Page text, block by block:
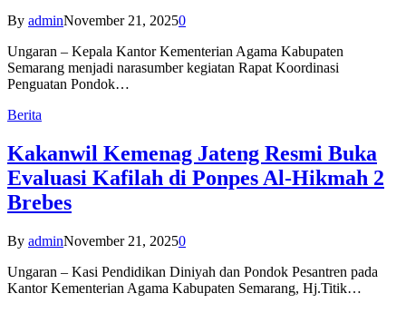
By adminNovember 21, 20250
Ungaran – Kepala Kantor Kementerian Agama Kabupaten
Semarang menjadi narasumber kegiatan Rapat Koordinasi
Penguatan Pondok…
Berita
Kakanwil Kemenag Jateng Resmi Buka
Evaluasi Kafilah di Ponpes Al-Hikmah 2
Brebes
By adminNovember 21, 20250
Ungaran – Kasi Pendidikan Diniyah dan Pondok Pesantren pada
Kantor Kementerian Agama Kabupaten Semarang, Hj.Titik…